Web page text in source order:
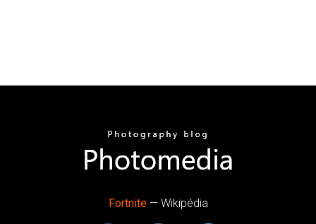
Fortnite— Wikipédia